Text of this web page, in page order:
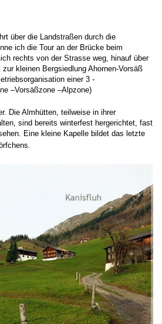
über die Landstraßen durch die
ich die Tour an der Brücke beim
rechts von der Strasse weg, hinauf über
kleinen Bergsiedlung Ahornen-Vorsäß
einer 3 -
–Vorsäßzone –Alpzone)
Die Almhütten, teilweise in ihrer
sind bereits winterfest hergerichtet, fast
Eine kleine Kapelle bildet das letzte